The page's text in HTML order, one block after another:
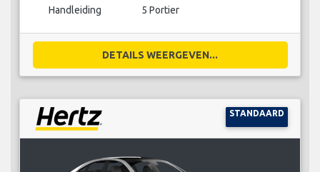
Handleiding 5 Portier
DETAILS WEERGEVEN...
STANDAARD